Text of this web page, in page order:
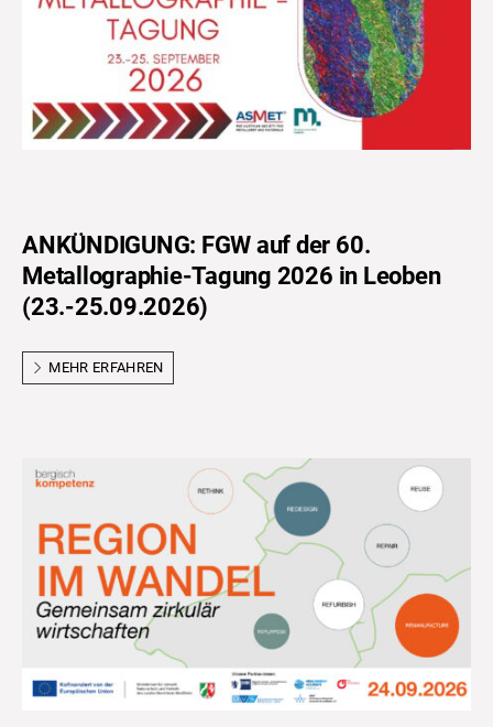
ANKÜNDIGUNG: FGW auf der 60.
Metallographie-Tagung 2026 in Leoben
(23.-25.09.2026)
MEHR ERFAHREN